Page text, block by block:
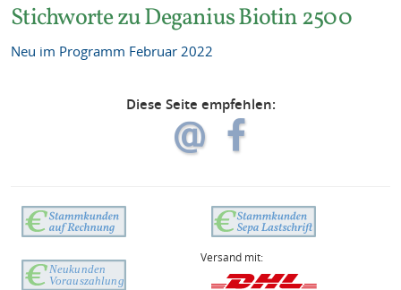
Stichworte zu Deganius Biotin 2500
Neu im Programm Februar 2022
Diese Seite empfehlen:
Versand mit: